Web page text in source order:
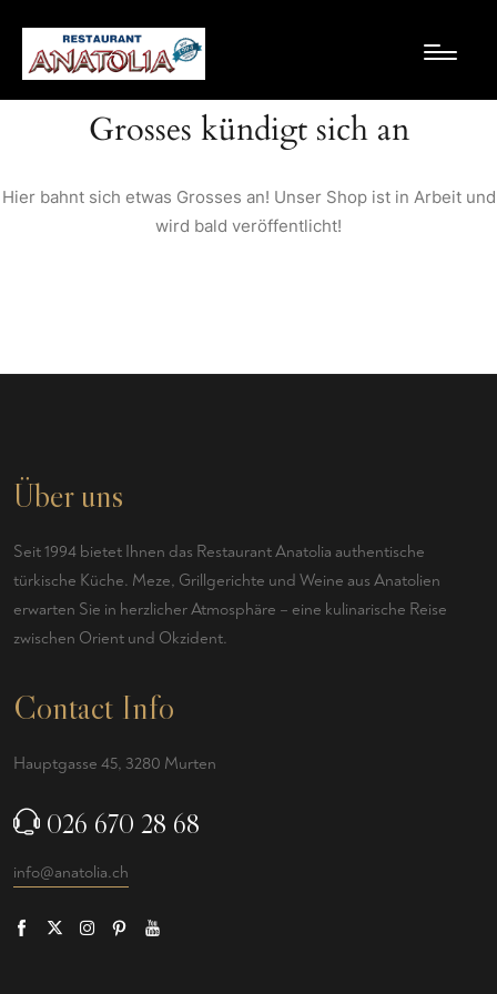
Grosses kündigt sich an
Hier bahnt sich etwas Grosses an! Unser Shop ist in Arbeit und
wird bald veröffentlicht!
Über uns
Seit 1994 bietet Ihnen das Restaurant Anatolia authentische
türkische Küche. Meze, Grillgerichte und Weine aus Anatolien
erwarten Sie in herzlicher Atmosphäre – eine kulinarische Reise
zwischen Orient und Okzident.
Contact Info
Hauptgasse 45, 3280 Murten
026 670 28 68
info@anatolia.ch